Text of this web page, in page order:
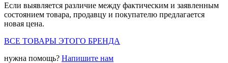
Если выявляется различие между фактическим и заявленным
состоянием товара, продавцу и покупателю предлагается
новая цена.
ВСЕ ТОВАРЫ ЭТОГО БРЕНДА
нужна помощь? Напишите нам